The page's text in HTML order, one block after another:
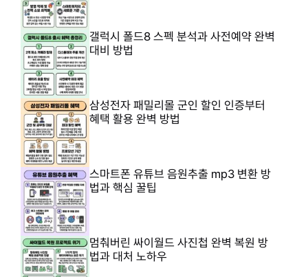
갤럭시 폴드8 스펙 분석과 사전예약 완벽
대비 방법
삼성전자 패밀리몰 군인 할인 인증부터
혜택 활용 완벽 방법
스마트폰 유튜브 음원추출 mp3 변환 방
법과 핵심 꿀팁
멈춰버린 싸이월드 사진첩 완벽 복원 방
법과 대처 노하우